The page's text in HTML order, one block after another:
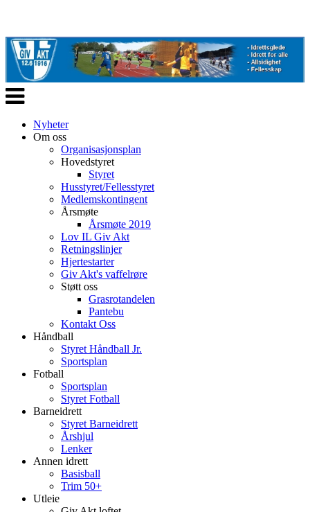
Veksle
navigasjon
Nyheter
Om oss
Organisasjonsplan
Hovedstyret
Styret
Husstyret/Fellesstyret
Medlemskontingent
Årsmøte
Årsmøte 2019
Lov IL Giv Akt
Retningslinjer
Hjertestarter
Giv Akt's vaffelrøre
Støtt oss
Grasrotandelen
Pantebu
Kontakt Oss
Håndball
Styret Håndball Jr.
Sportsplan
Fotball
Sportsplan
Styret Fotball
Barneidrett
Styret Barneidrett
Årshjul
Lenker
Annen idrett
Basisball
Trim 50+
Utleie